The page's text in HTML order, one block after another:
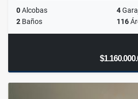
0Alcobas 4
2 Baños 116